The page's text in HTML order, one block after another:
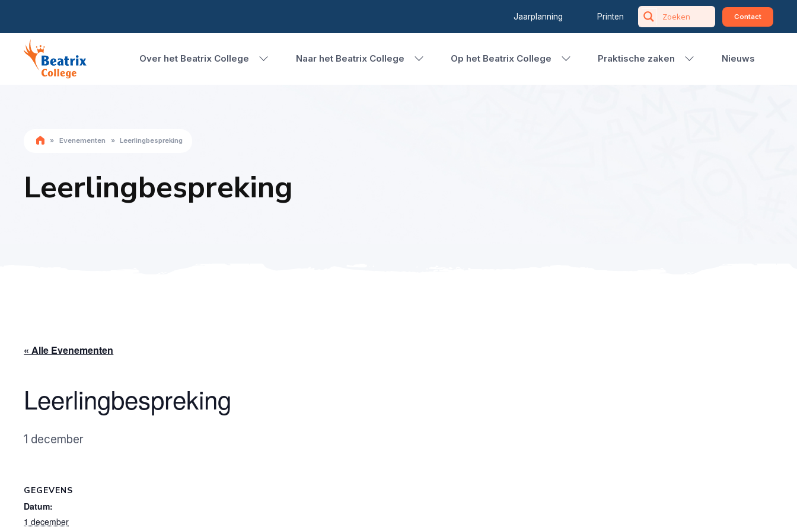
Jaarplanning Printen Contact
Over het Beatrix College Naar het Beatrix College Op het Beatrix College Praktische zaken Nieuws
» Evenementen » Leerlingbespreking
Leerlingbespreking
« Alle Evenementen
Leerlingbespreking
1 december
GEGEVENS
Datum:
1 december